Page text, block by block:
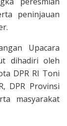
peninjauan
Upacara
dihadiri oleh
DPR RI Toni
DPR Provinsi
masyarakat